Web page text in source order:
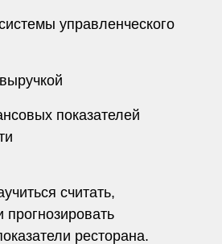
управленческого
показателей
считать,
прогнозировать
ресторана.